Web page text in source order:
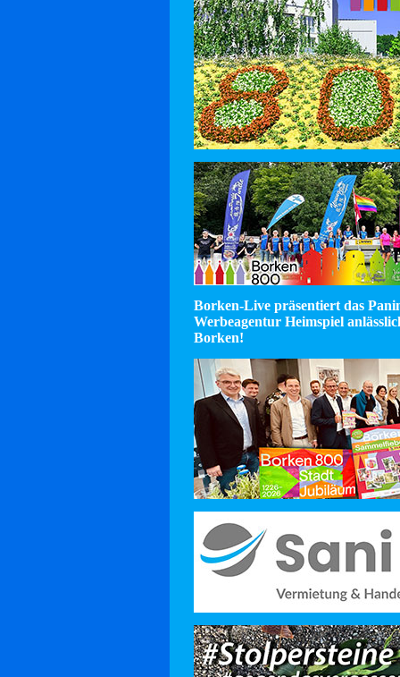
Borken-Live präsentiert das
Werbeagentur Heimspiel
Borken!